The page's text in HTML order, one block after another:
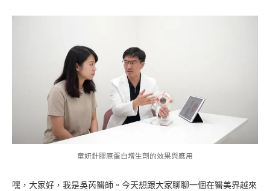
童妍針膠原蛋白增生劑的效果與應用
嘿，大家好，我是吳芮醫師。今天想跟大家聊聊一個在醫美界越來